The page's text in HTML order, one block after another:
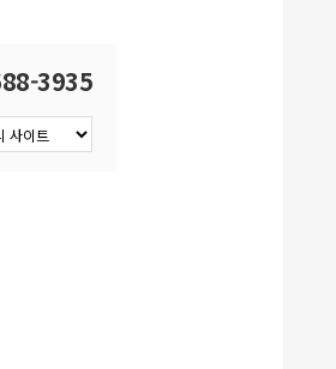
3935